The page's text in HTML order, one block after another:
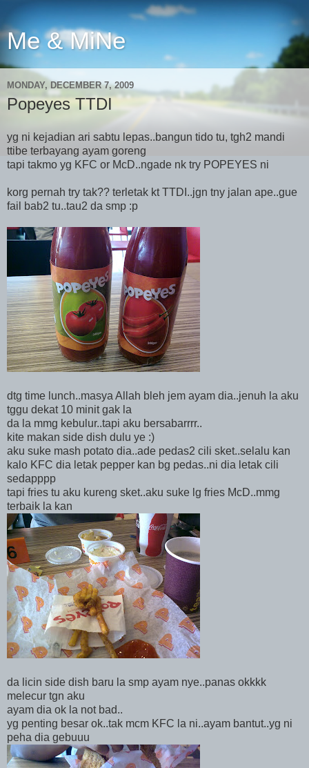
Me & MiNe
MONDAY, DECEMBER 7, 2009
Popeyes TTDI
yg ni kejadian ari sabtu lepas..bangun tido tu, tgh2 mandi
ttibe terbayang ayam goreng
tapi takmo yg KFC or McD..ngade nk try POPEYES ni
korg pernah try tak?? terletak kt TTDI..jgn tny jalan ape..gue
fail bab2 tu..tau2 da smp :p
dtg time lunch..masya Allah bleh jem ayam dia..jenuh la aku
tggu dekat 10 minit gak la
da la mmg kebulur..tapi aku bersabarrrr..
kite makan side dish dulu ye :)
aku suke mash potato dia..ade pedas2 cili sket..selalu kan
kalo KFC dia letak pepper kan bg pedas..ni dia letak cili
sedapppp
tapi fries tu aku kureng sket..aku suke lg fries McD..mmg
terbaik la kan
da licin side dish baru la smp ayam nye..panas okkkk
melecur tgn aku
ayam dia ok la not bad..
yg penting besar ok..tak mcm KFC la ni..ayam bantut..yg ni
peha dia gebuuu